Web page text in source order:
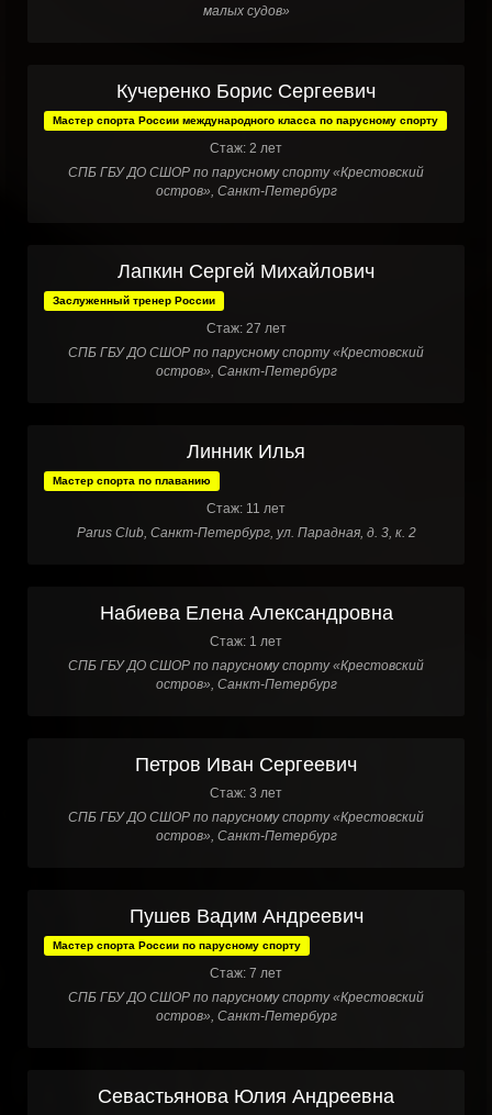
малых судов»
Кучеренко Борис Сергеевич
Мастер спорта России международного класса по парусному спорту
Стаж: 2 лет
СПБ ГБУ ДО СШОР по парусному спорту «Крестовский
остров», Санкт-Петербург
Лапкин Сергей Михайлович
Заслуженный тренер России
Стаж: 27 лет
СПБ ГБУ ДО СШОР по парусному спорту «Крестовский
остров», Санкт-Петербург
Линник Илья
Мастер спорта по плаванию
Стаж: 11 лет
Parus Club, Санкт-Петербург, ул. Парадная, д. 3, к. 2
Набиева Елена Александровна
Стаж: 1 лет
СПБ ГБУ ДО СШОР по парусному спорту «Крестовский
остров», Санкт-Петербург
Петров Иван Сергеевич
Стаж: 3 лет
СПБ ГБУ ДО СШОР по парусному спорту «Крестовский
остров», Санкт-Петербург
Пушев Вадим Андреевич
Мастер спорта России по парусному спорту
Стаж: 7 лет
СПБ ГБУ ДО СШОР по парусному спорту «Крестовский
остров», Санкт-Петербург
Севастьянова Юлия Андреевна